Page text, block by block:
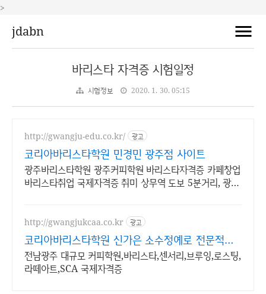
>
jdabn
바리스타 자격증 시험일정
시험정보 2020. 1. 30. 05:15
http://gwangju-edu.co.kr/ 광고
코리아바리스타학원 민경민 광주점 사이트
광주바리스타학원 광주커피학원 바리스타자격증 카페창업
바리스타취업 국제자격증 취미 상무역 도보 5분거리, 광주
http://gwangjukcaa.co.kr 광고
코리아바리스타학원 신가은 소수정예로 전문적인
수업진행
전남광주 대규모 커피학원,바리스타,센서리,브루잉,로스팅,
라떼아트,SCA 국제자격증